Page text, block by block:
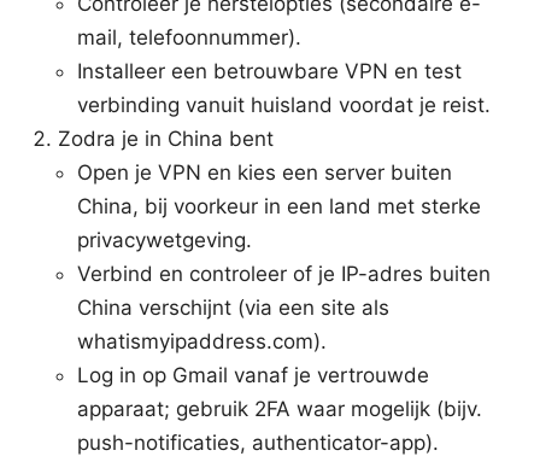
mail, telefoonnummer).
Installeer een betrouwbare VPN en test
verbinding vanuit huisland voordat je reist.
Zodra je in China bent
Open je VPN en kies een server buiten
China, bij voorkeur in een land met sterke
privacywetgeving.
Verbind en controleer of je IP-adres buiten
China verschijnt (via een site als
whatismyipaddress.com).
Log in op Gmail vanaf je vertrouwde
apparaat; gebruik 2FA waar mogelijk (bijv.
push-notificaties, authenticator-app).